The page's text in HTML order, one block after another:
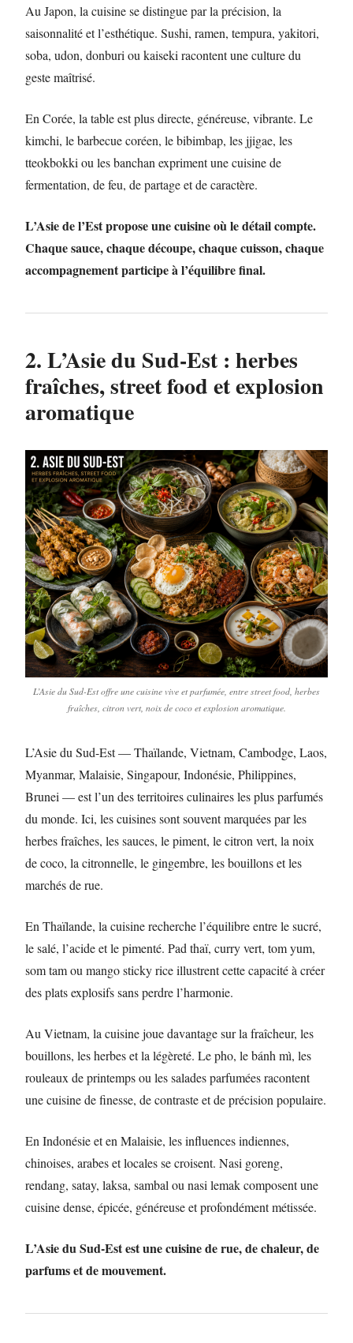
Au Japon, la cuisine se distingue par la précision, la
saisonnalité et l’esthétique. Sushi, ramen, tempura, yakitori,
soba, udon, donburi ou kaiseki racontent une culture du
geste maîtrisé.
En Corée, la table est plus directe, généreuse, vibrante. Le
kimchi, le barbecue coréen, le bibimbap, les jjigae, les
tteokbokki ou les banchan expriment une cuisine de
fermentation, de feu, de partage et de caractère.
L’Asie de l’Est propose une cuisine où le détail compte.
Chaque sauce, chaque découpe, chaque cuisson, chaque
accompagnement participe à l’équilibre final.
2. L’Asie du Sud-Est : herbes
fraîches, street food et explosion
aromatique
L’Asie du Sud-Est offre une cuisine vive et parfumée, entre street food, herbes
fraîches, citron vert, noix de coco et explosion aromatique.
L’Asie du Sud-Est — Thaïlande, Vietnam, Cambodge, Laos,
Myanmar, Malaisie, Singapour, Indonésie, Philippines,
Brunei — est l’un des territoires culinaires les plus parfumés
du monde. Ici, les cuisines sont souvent marquées par les
herbes fraîches, les sauces, le piment, le citron vert, la noix
de coco, la citronnelle, le gingembre, les bouillons et les
marchés de rue.
En Thaïlande, la cuisine recherche l’équilibre entre le sucré,
le salé, l’acide et le pimenté. Pad thaï, curry vert, tom yum,
som tam ou mango sticky rice illustrent cette capacité à créer
des plats explosifs sans perdre l’harmonie.
Au Vietnam, la cuisine joue davantage sur la fraîcheur, les
bouillons, les herbes et la légèreté. Le pho, le bánh mì, les
rouleaux de printemps ou les salades parfumées racontent
une cuisine de finesse, de contraste et de précision populaire.
En Indonésie et en Malaisie, les influences indiennes,
chinoises, arabes et locales se croisent. Nasi goreng,
rendang, satay, laksa, sambal ou nasi lemak composent une
cuisine dense, épicée, généreuse et profondément métissée.
L’Asie du Sud-Est est une cuisine de rue, de chaleur, de
parfums et de mouvement.